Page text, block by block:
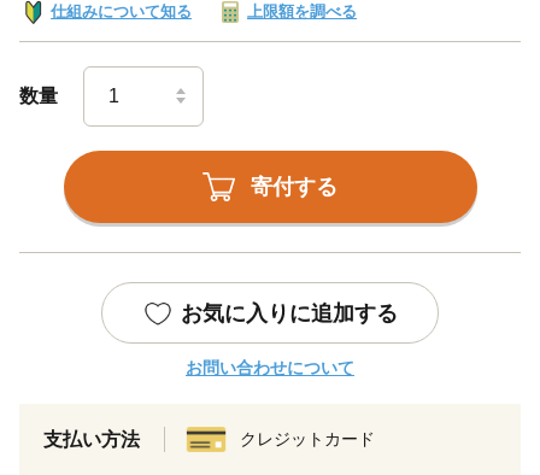
仕組みについて知る 上限額を調べる
数量
寄付する
お気に入りに追加する
お問い合わせについて
支払い方法 クレジットカード